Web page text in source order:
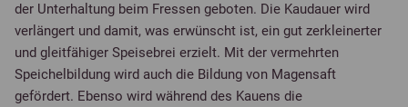
der Unterhaltung beim Fressen geboten. Die Kaudauer wird
verlängert und damit, was erwünscht ist, ein gut zerkleinerter
und gleitfähiger Speisebrei erzielt. Mit der vermehrten
Speichelbildung wird auch die Bildung von Magensaft
gefördert. Ebenso wird während des Kauens die